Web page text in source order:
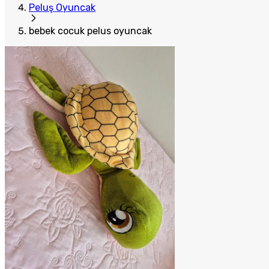
Peluş Oyuncak
bebek cocuk pelus oyuncak